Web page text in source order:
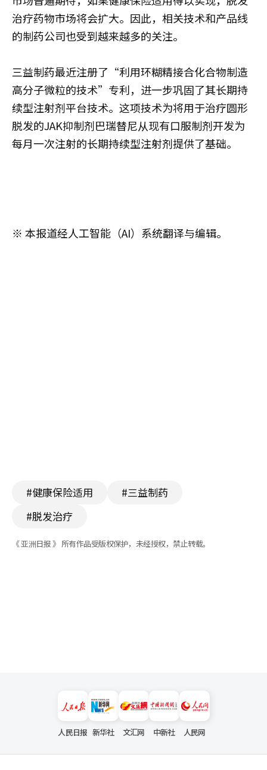
治疗药物市场将会扩大。因此，相关技术和产品线
的制药公司也受到越来越多的关注。
三益制药最近注册了“利用环糊精接合化合物制造
高分子微粒的技术”专利，进一步巩固了其长期持
续型注射剂平台技术。这项技术为将用于治疗圆形
脱发的JAK抑制剂巴瑞替尼从现有口服制剂开发为
每月一次注射的长期持续型注射剂提供了基础。
※ 本报道经人工智能（AI）系统翻译与编辑。
#健康保险适用
#三益制药
#脱发治疗
《 亚洲日报 》 所有作品受版权保护，未经授权，禁止转载。
人民日报 新华社 文汇网 中新社 人民网